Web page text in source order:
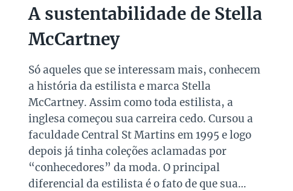
A sustentabilidade de Stella
McCartney
Só aqueles que se interessam mais, conhecem
a história da estilista e marca Stella
McCartney. Assim como toda estilista, a
inglesa começou sua carreira cedo. Cursou a
faculdade Central St Martins em 1995 e logo
depois já tinha coleções aclamadas por
“conhecedores” da moda. O principal
diferencial da estilista é o fato de que sua…